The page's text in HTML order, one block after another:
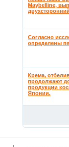
Maybelline,
Согласно
определены
Крема,
продолжают
продукции
Японии.